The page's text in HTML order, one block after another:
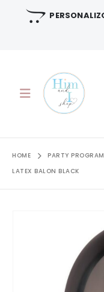
HOME PARTY PROGRAM
LATEX BALON BLACK